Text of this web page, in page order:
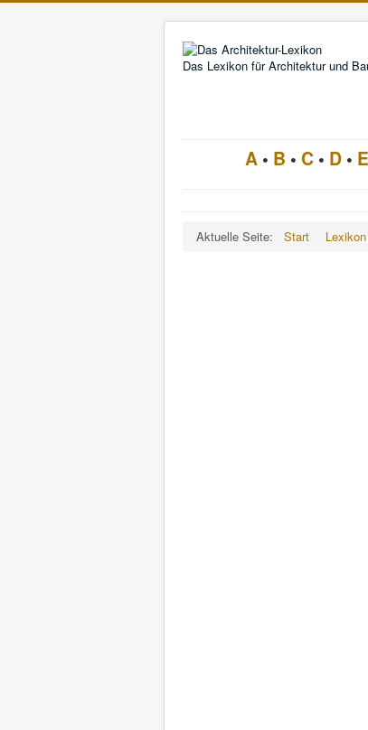
Das Lexikon für Architektur und
A • B • C • D • E
Aktuelle Seite: Start Lexikon